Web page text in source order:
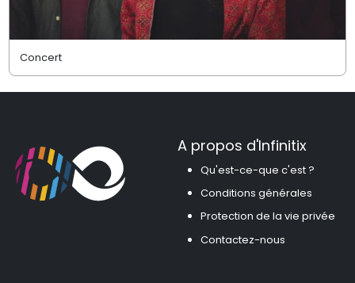
Concert
A propos d'Infinitix
Qu'est-ce-que c'est ?
Conditions générales
Protection de la vie privée
Contactez-nous